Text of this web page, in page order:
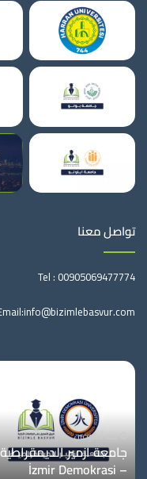
تواصل معنا
Tel : 00905069477774
info@bizimlebasvur.com
منذ أسبوعين
جامعة معمار